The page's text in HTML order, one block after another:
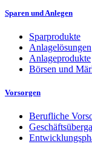
Sparen und Anlegen
Sparprodukte
Anlagelösungen
Anlageprodukte
Börsen und
Vorsorgen
Berufliche